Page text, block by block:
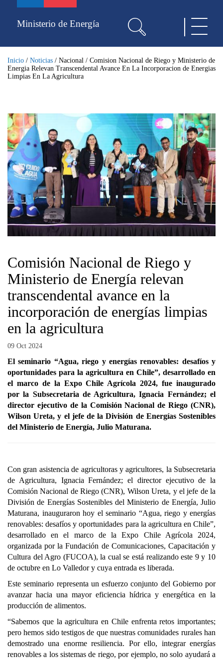
contenidoMinisterio de Energía
Inicio / Noticias / Nacional / Comision Nacional de Riego y Ministerio de
Energia Relevan Transcendental Avance En La Incorporacion de Energias
Limpias En La Agricultura
Comisión Nacional de Riego y
Ministerio de Energía relevan
transcendental avance en la
incorporación de energías limpias
en la agricultura
09 Oct 2024
El seminario “Agua, riego y energías renovables: desafíos y
oportunidades para la agricultura en Chile”, desarrollado en
el marco de la Expo Chile Agrícola 2024, fue inaugurado
por la Subsecretaria de Agricultura, Ignacia Fernández; el
director ejecutivo de la Comisión Nacional de Riego (CNR),
Wilson Ureta, y el jefe de la División de Energías Sostenibles
del Ministerio de Energía, Julio Maturana.
Con gran asistencia de agricultoras y agricultores, la Subsecretaria
de Agricultura, Ignacia Fernández; el director ejecutivo de la
Comisión Nacional de Riego (CNR), Wilson Ureta, y el jefe de la
División de Energías Sostenibles del Ministerio de Energía, Julio
Maturana, inauguraron hoy el seminario “Agua, riego y energías
renovables: desafíos y oportunidades para la agricultura en Chile”,
desarrollado en el marco de la Expo Chile Agrícola 2024,
organizada por la Fundación de Comunicaciones, Capacitación y
Cultura del Agro (FUCOA), la cual se está realizando este 9 y 10
de octubre en Lo Valledor y cuya entrada es liberada.
Este seminario representa un esfuerzo conjunto del Gobierno por
avanzar hacia una mayor eficiencia hídrica y energética en la
producción de alimentos.
“Sabemos que la agricultura en Chile enfrenta retos importantes;
pero hemos sido testigos de que nuestras comunidades rurales han
demostrado una enorme resiliencia. Por ello, integrar energías
renovables a los sistemas de riego, por ejemplo, no solo ayudará a